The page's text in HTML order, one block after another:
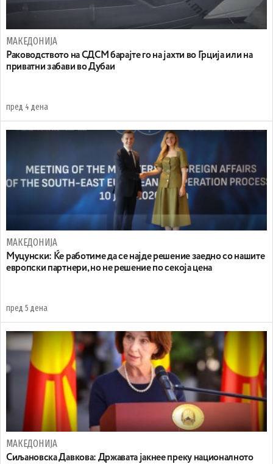
МАКЕДОНИЈА
Раководството на СДСМ барајте го на јахти во Грција или на
приватни забави во Дубаи
пред 4 дена
МАКЕДОНИЈА
Муцунски: Ќе работиме да се најде решение заедно со нашите
европски партнери, но не решение по секоја цена
пред 5 дена
МАКЕДОНИЈА
Сиљановска Давкова: Државата јакнее преку националното